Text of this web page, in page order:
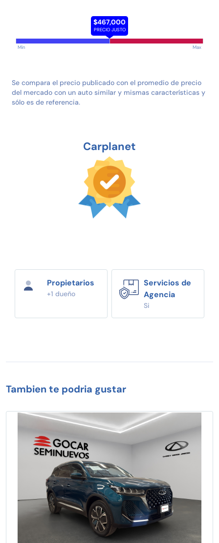
$467,000
PRECIO JUSTO
Min Max
Se compara el precio publicado con el promedio de precio
del mercado con un auto similar y mismas características y
sólo es de referencia.
Carplanet
Propietarios
+1 dueño
Servicios de
Agencia
Si
Tambien te podria gustar